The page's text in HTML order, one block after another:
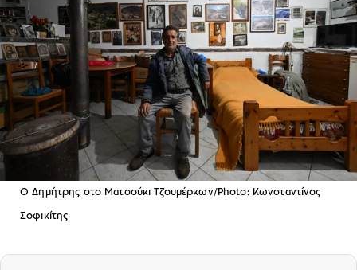
Ο Δημήτρης στο Ματσούκι Τζουμέρκων/Photo: Κωνσταντίνος
Σοφικίτης